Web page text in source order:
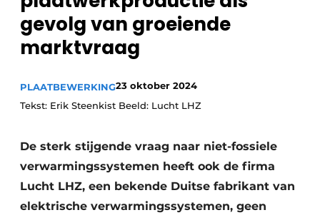
Vacature aanmelden
Vacatures
gevolg van groeiende
marktvraag
PLAATBEWERKING23 oktober 2024
Tekst: Erik Steenkist Beeld: Lucht LHZ
De sterk stijgende vraag naar niet-fossiele
verwarmingssystemen heeft ook de firma
Lucht LHZ, een bekende Duitse fabrikant van
elektrische verwarmingssystemen, geen